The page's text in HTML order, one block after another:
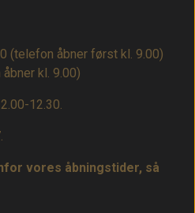
(telefon åbner først kl. 9.00)
kl. 9.00)
12.30.
vores åbningstider, så